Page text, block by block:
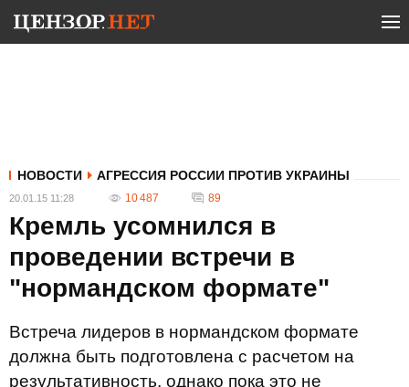
НОВОСТИ АГРЕССИЯ РОССИИ ПРОТИВ УКРАИНЫ
20.01.15 11:28 10 487 89
Кремль усомнился в
проведении встречи в
"нормандском формате"
Встреча лидеров в нормандском формате
должна быть подготовлена с расчетом на
результативность, однако пока это не